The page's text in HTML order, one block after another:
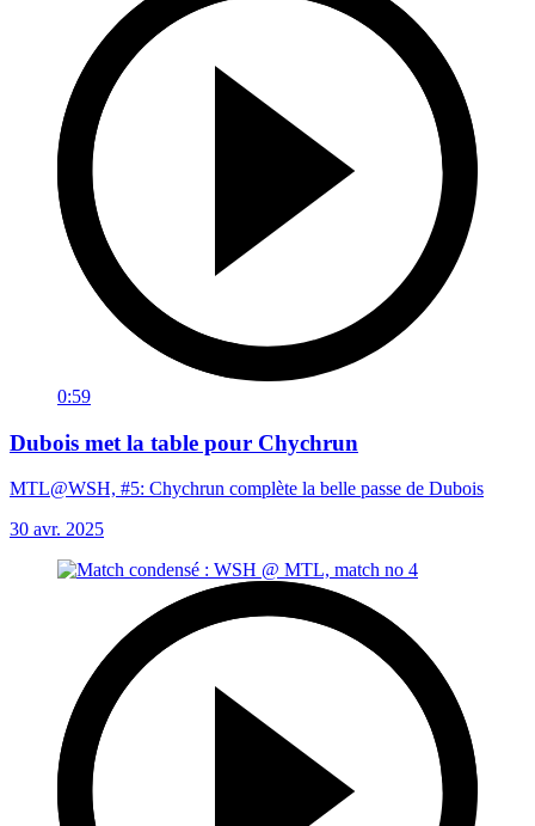
0:59
Dubois met la table pour Chychrun
MTL@WSH, #5: Chychrun complète la belle passe de Dubois
30 avr. 2025